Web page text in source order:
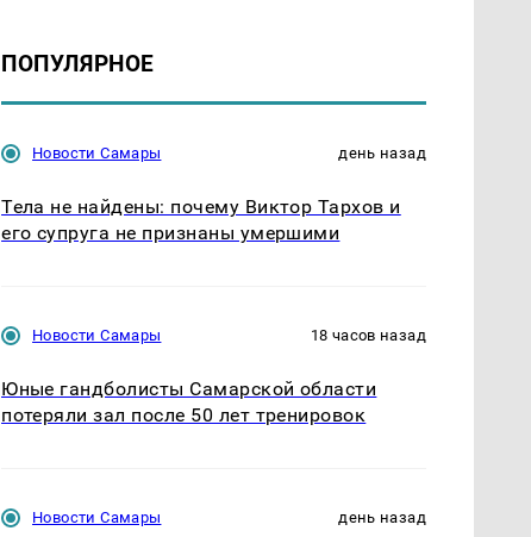
ПОПУЛЯРНОЕ
Новости Самары день назад
Тела не найдены: почему Виктор Тархов и
его супруга не признаны умершими
Новости Самары 18 часов назад
Юные гандболисты Самарской области
потеряли зал после 50 лет тренировок
Новости Самары день назад